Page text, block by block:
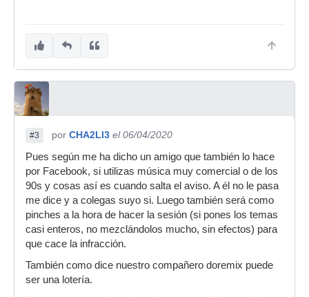
#3 por CHA2LI3 el 06/04/2020
Pues según me ha dicho un amigo que también lo hace
por Facebook, si utilizas música muy comercial o de los
90s y cosas así es cuando salta el aviso. A él no le pasa
me dice y a colegas suyo si. Luego también será como
pinches a la hora de hacer la sesión (si pones los temas
casi enteros, no mezclándolos mucho, sin efectos) para
que cace la infracción.
También como dice nuestro compañero doremix puede
ser una lotería.